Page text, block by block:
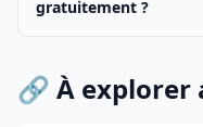
gratuitement ?
🔗 À explorer